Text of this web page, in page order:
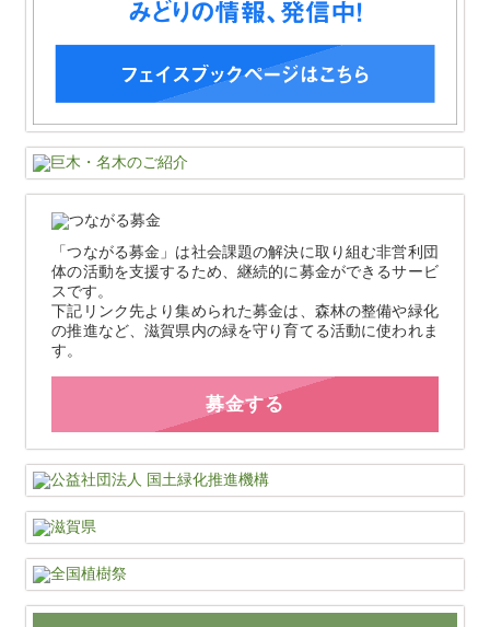
「つながる募金」は社会課題の解決に取り組む非営利団
体の活動を支援するため、継続的に募金ができるサービ
スです。
下記リンク先より集められた募金は、森林の整備や緑化
の推進など、滋賀県内の緑を守り育てる活動に使われま
す。
募金する